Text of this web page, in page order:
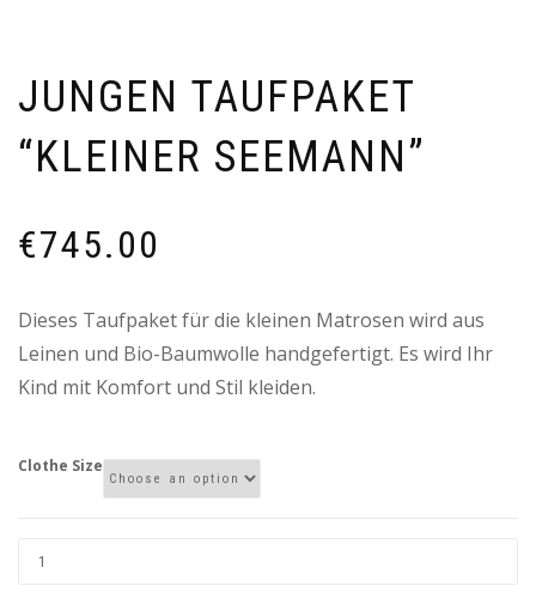
JUNGEN TAUFPAKET
“KLEINER SEEMANN”
€745.00
Dieses Taufpaket für die kleinen Matrosen wird aus
Leinen und Bio-Baumwolle handgefertigt. Es wird Ihr
Kind mit Komfort und Stil kleiden.
Clothe Size